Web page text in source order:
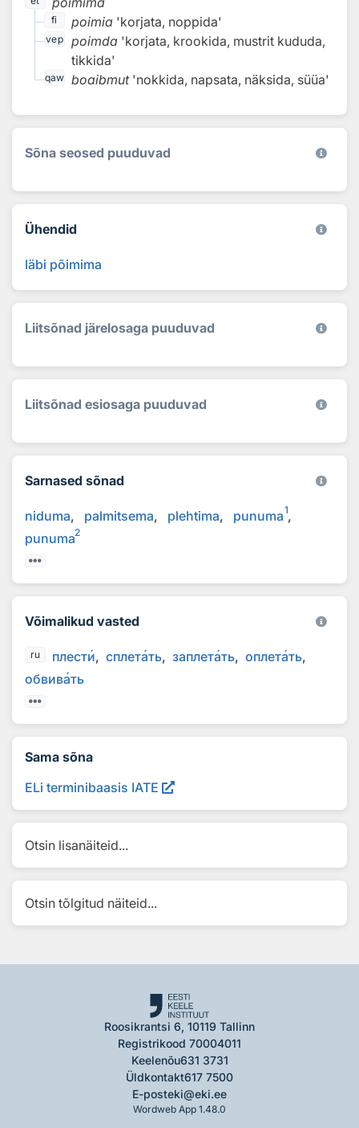
fi poimia 'korjata, noppida'
vep poimda 'korjata, krookida, mustrit kududa,
tikkida'
qaw boaibmut 'nokkida, napsata, näksida, süüa'
Sõna seosed puuduvad
Ühendid
läbi põimima
Liitsõnad järelosaga puuduvad
Liitsõnad esiosaga puuduvad
Sarnased sõnad
niduma palmitsema plehtima punuma1
punuma2
Võimalikud vasted
ru плести сплетать заплетать оплетать
обвивать
Sama sõna
ELi terminibaasis IATE
Otsin lisanäiteid...
Otsin tõlgitud näiteid...
Roosikrantsi 6, 10119 Tallinn
Registrikood 70004011
Keelenõu631 3731
Üldkontakt617 7500
E-posteki@eki.ee
Wordweb App 1.48.0